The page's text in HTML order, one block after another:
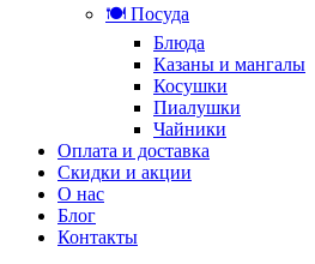
🍽️ Посуда
Блюда
Казаны и мангалы
Косушки
Пиалушки
Чайники
Оплата и доставка
Скидки и акции
О нас
Блог
Контакты